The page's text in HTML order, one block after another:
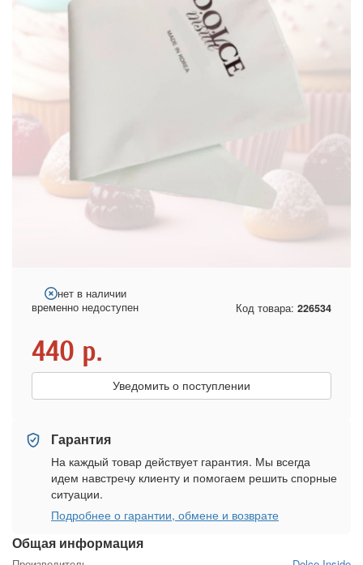
Общая информация
нет в наличии
временно недоступен
Код товара: 226534
440 р.
Уведомить о поступлении
Гарантия
На каждый товар действует гарантия. Мы всегда
идем навстречу клиенту и помогаем решить спорные
ситуации.
Подробнее о гарантии, обмене и возврате